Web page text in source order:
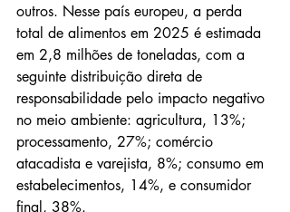
outros. Nesse país europeu, a perda
total de alimentos em 2025 é estimada
em 2,8 milhões de toneladas, com a
seguinte distribuição direta de
responsabilidade pelo impacto negativo
no meio ambiente: agricultura, 13%;
processamento, 27%; comércio
atacadista e varejista, 8%; consumo em
estabelecimentos, 14%, e consumidor
final, 38%.